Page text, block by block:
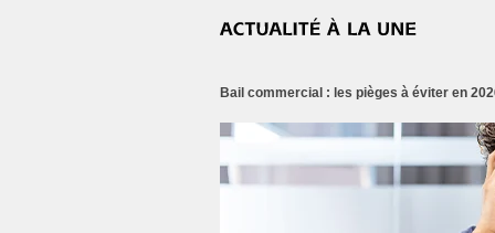
Bail commercial : les pièges à éviter en